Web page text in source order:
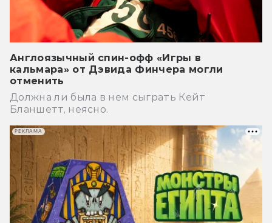
Англоязычный спин-офф «Игры в
кальмара» от Дэвида Финчера могли
отменить
Должна ли была в нем сыграть Кейт
Бланшетт, неясно.
РЕКЛАМА